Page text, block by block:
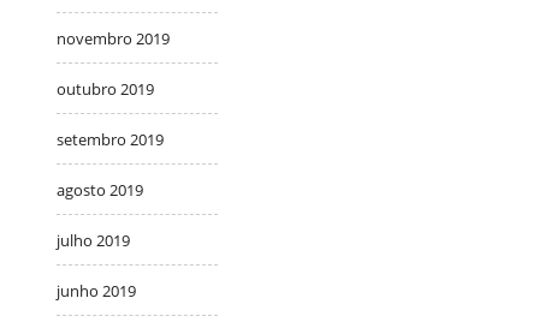
novembro 2019
outubro 2019
setembro 2019
agosto 2019
julho 2019
junho 2019